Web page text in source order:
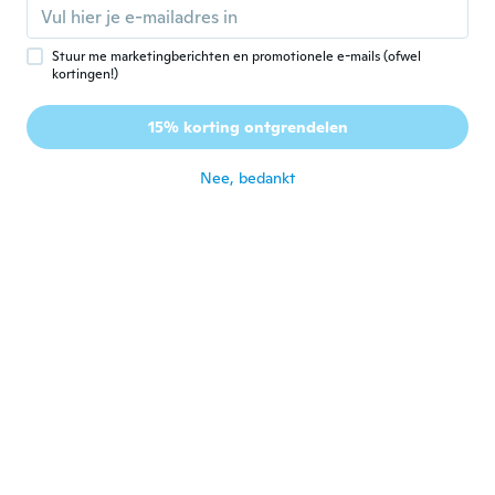
ongeveer 3 jaar geleden
B BEDŘICH
2018
pěkná dekorace
Stuur me marketingberichten en promotionele e-mails (ofwel
kortingen!)
15% korting ontgrendelen
Nee, bedankt